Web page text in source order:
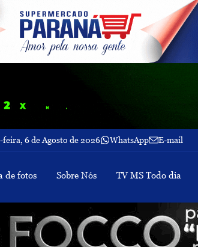
feira, 6 de Agosto de 2026 WhatsApp E-mail
de fotos Sobre Nós TV MS Todo dia